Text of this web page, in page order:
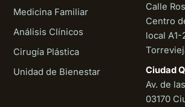
Medicina Familiar
Análisis Clínicos
Cirugía Plástica
Unidad de Bienestar
Calle
Centro
local A1-
Ciudad
Av. de
03170